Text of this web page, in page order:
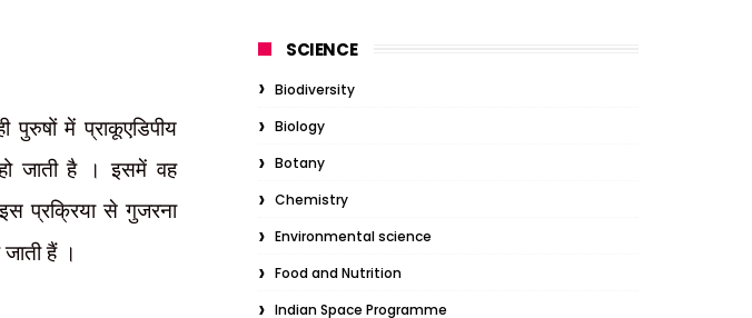
में प्राकूएडिपीय
जाती है । इसमें वह
प्रक्रिया से गुजरना
हैं ।
SCIENCE
Biodiversity
Biology
Botany
Chemistry
Environmental science
Food and Nutrition
Indian Space Programme